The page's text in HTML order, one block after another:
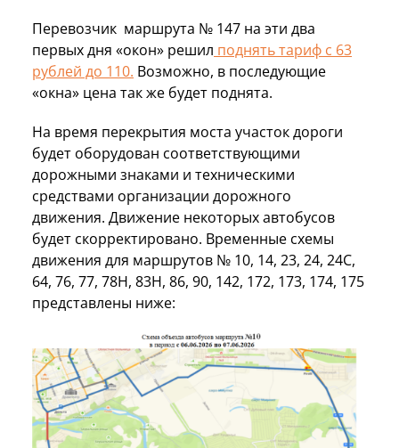
Перевозчик маршрута № 147 на эти два
первых дня «окон» решил поднять тариф с 63
рублей до 110. Возможно, в последующие
«окна» цена так же будет поднята.
На время перекрытия моста участок дороги
будет оборудован соответствующими
дорожными знаками и техническими
средствами организации дорожного
движения. Движение некоторых автобусов
будет скорректировано. Временные схемы
движения для маршрутов № 10, 14, 23, 24, 24С,
64, 76, 77, 78Н, 83Н, 86, 90, 142, 172, 173, 174, 175
представлены ниже: